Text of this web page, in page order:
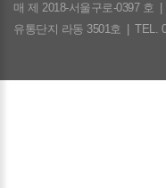
매 제 2018-서울구로-0397 호
유통단지 라동 3501호
TEL.